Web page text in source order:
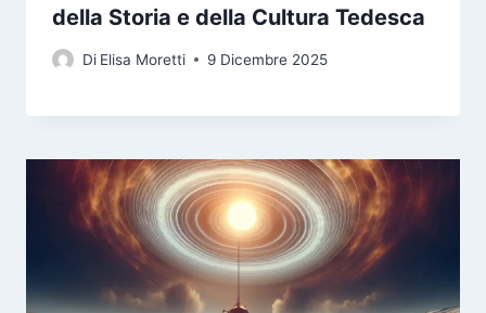
della Storia e della Cultura Tedesca
Di Elisa Moretti 9 Dicembre 2025